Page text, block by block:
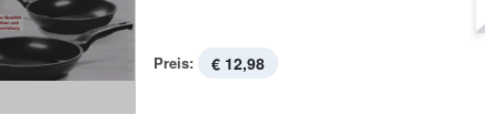
Preis: € 12,98